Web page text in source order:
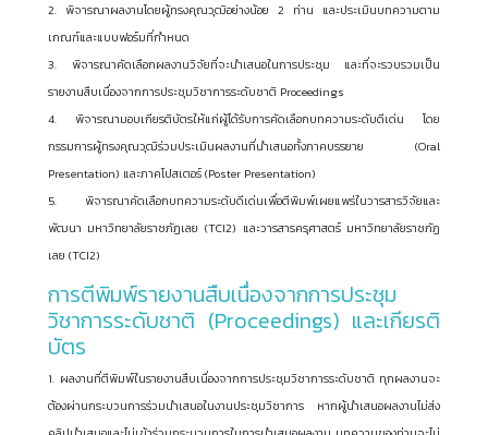
2. พิจารณาผลงานโดยผู้ทรงคุณวุฒิอย่างน้อย 2 ท่าน และประเมินบทความตาม
เกณฑ์และแบบฟอร์มที่กำหนด
3. พิจารณาคัดเลือกผลงานวิจัยที่จะนำเสนอในการประชุม และที่จะรวบรวมเป็น
รายงานสืบเนื่องจากการประชุมวิชาการระดับชาติ Proceedings
4. พิจารณามอบเกียรติบัตรให้แก่ผู้ได้รับการคัดเลือกบทความระดับดีเด่น โดย
กรรมการผู้ทรงคุณวุฒิร่วมประเมินผลงานที่นำเสนอทั้งภาคบรรยาย (Oral
Presentation) และภาคโปสเตอร์ (Poster Presentation)
5. พิจารณาคัดเลือกบทความระดับดีเด่นเพื่อตีพิมพ์เผยแพร่ในวารสารวิจัยและ
พัฒนา มหาวิทยาลัยราชภัฏเลย (TCI2) และวารสารครุศาสตร์ มหาวิทยาลัยราชภัฏ
เลย (TCI2)
การตีพิมพ์รายงานสืบเนื่องจากการประชุม
วิชาการระดับชาติ (Proceedings) และเกียรติ
บัตร
1. ผลงานที่ตีพิมพ์ในรายงานสืบเนื่องจากการประชุมวิชาการระดับชาติ ทุกผลงานจะ
ต้องผ่านกระบวนการร่วมนำเสนอในงานประชุมวิชาการ หากผู้นำเสนอผลงานไม่ส่ง